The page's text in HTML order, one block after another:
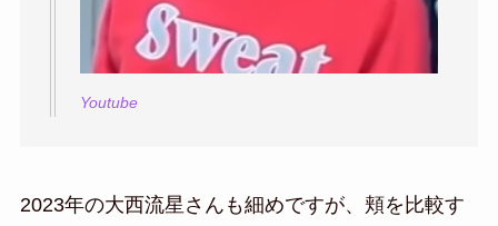
Youtube
2023年の大西流星さんも細めですが、頬を比較す